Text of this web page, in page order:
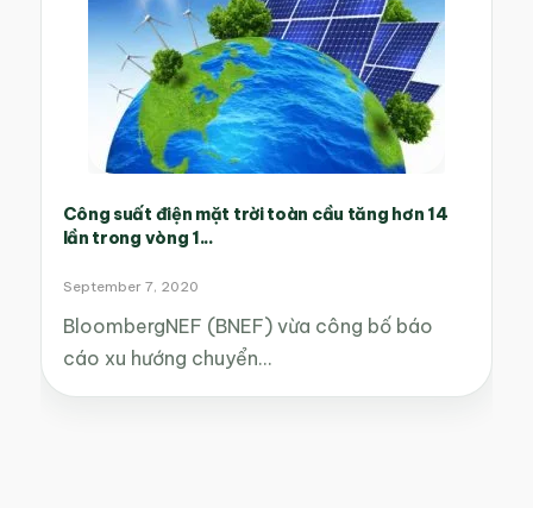
Công suất điện mặt trời toàn cầu tăng hơn 14
lần trong vòng 1...
September 7, 2020
BloombergNEF (BNEF) vừa công bố báo
cáo xu hướng chuyển…